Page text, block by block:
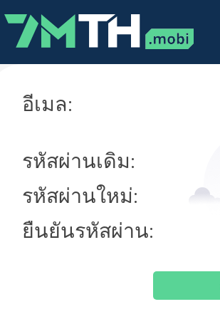
อีเมล:
รหัสผ่านเดิม:
รหัสผ่านใหม่:
ยืนยันรหัสผ่าน: